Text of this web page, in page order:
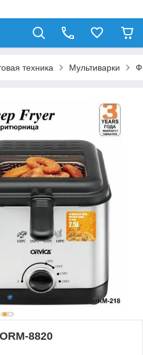
техника Мультиварки
8820